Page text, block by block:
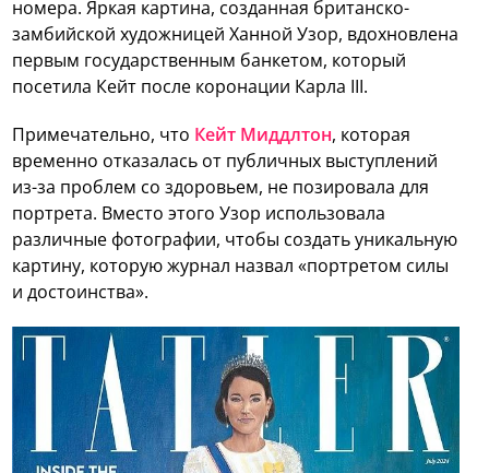
номера. Яркая картина, созданная британско-
замбийской художницей Ханной Узор, вдохновлена
первым государственным банкетом, который
посетила Кейт после коронации Карла III.
Примечательно, что Кейт Миддлтон, которая
временно отказалась от публичных выступлений
из-за проблем со здоровьем, не позировала для
портрета. Вместо этого Узор использовала
различные фотографии, чтобы создать уникальную
картину, которую журнал назвал «портретом силы
и достоинства».